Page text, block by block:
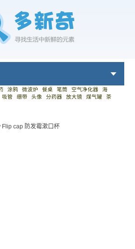
涂鸦 微波炉 餐桌 笔筒 空气净化器
海
吸管 绷带 头像 分药器 放大镜 煤气罐
茶
Flip cap 防发霉漱口杯